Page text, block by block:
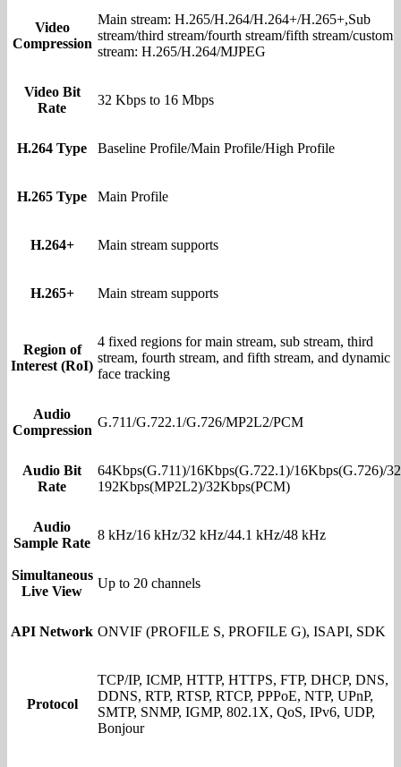
Video
Compression
Main stream: H.265/H.264/H.264+/H.265+,Sub
stream/third stream/fourth stream/fifth stream/custom
stream: H.265/H.264/MJPEG
Video Bit
Rate
32 Kbps to 16 Mbps
H.264 Type Baseline Profile/Main Profile/High Profile
H.265 Type Main Profile
H.264+ Main stream supports
H.265+ Main stream supports
Region of
Interest (RoI)
4 fixed regions for main stream, sub stream, third
stream, fourth stream, and fifth stream, and dynamic
face tracking
Audio
Compression
G.711/G.722.1/G.726/MP2L2/PCM
Audio Bit
Rate
64Kbps(G.711)/16Kbps(G.722.1)/16Kbps(G.726)/
192Kbps(MP2L2)/32Kbps(PCM)
Audio
Sample Rate
8 kHz/16 kHz/32 kHz/44.1 kHz/48 kHz
Simultaneous
Live View
Up to 20 channels
API Network ONVIF (PROFILE S, PROFILE G), ISAPI, SDK
Protocol
TCP/IP, ICMP, HTTP, HTTPS, FTP, DHCP, DNS,
DDNS, RTP, RTSP, RTCP, PPPoE, NTP, UPnP,
SMTP, SNMP, IGMP, 802.1X, QoS, IPv6, UDP,
Bonjour